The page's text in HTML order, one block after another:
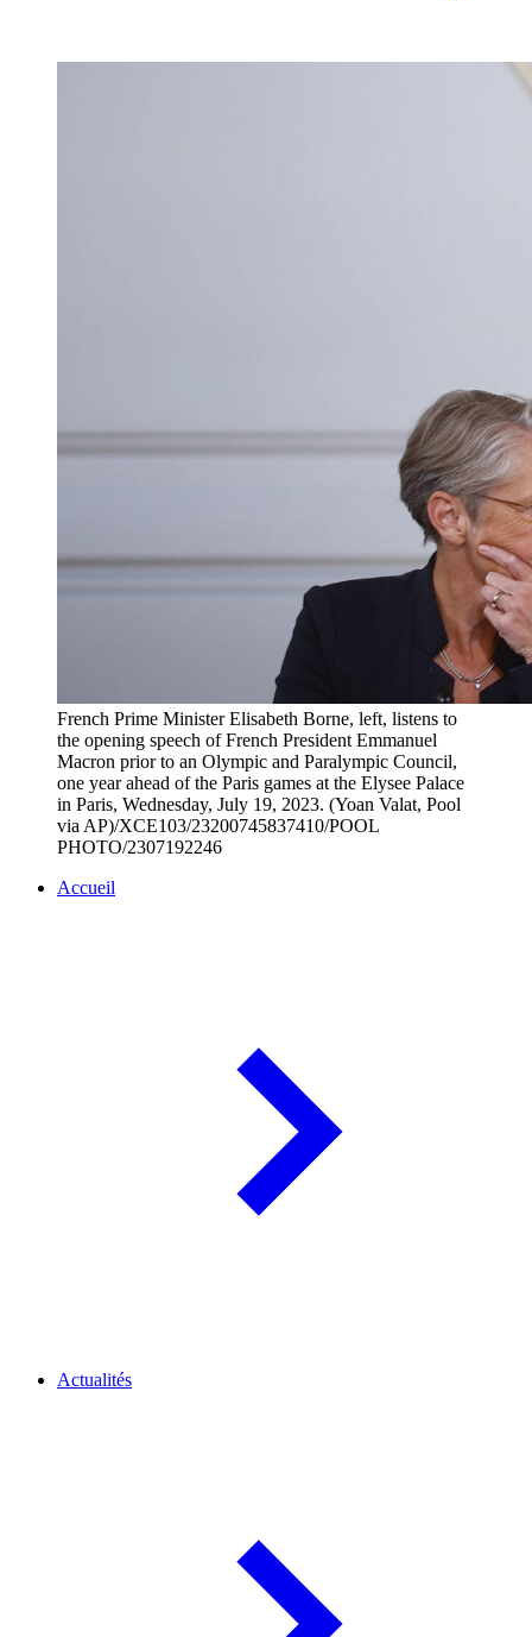
French Prime Minister Elisabeth Borne, left, listens to
the opening speech of French President Emmanuel
Macron prior to an Olympic and Paralympic Council,
one year ahead of the Paris games at the Elysee Palace
in Paris, Wednesday, July 19, 2023. (Yoan Valat, Pool
via AP)/XCE103/23200745837410/POOL
PHOTO/2307192246
Accueil
Actualités